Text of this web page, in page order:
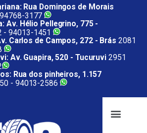
Rua Domingos de Morais
94768-3177
Av. Hélio Pellegrino, 775 -
-94013-1451
Carlos de Campos, 272 - Brás 2081
Av. Guapira, 520 - Tucuruvi 2951
Rua dos pinheiros, 1.157
- 94013-2586